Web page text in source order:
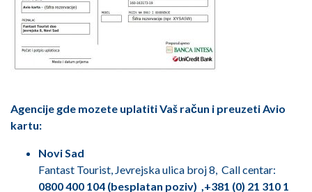
Agencije gde mozete uplatiti Vaš račun i preuzeti Avio
kartu:
Novi Sad
Fantast Tourist, Jevrejska ulica broj 8, Call centar:
0800 400 104 (besplatan poziv) ,+381 (0) 21 310 1